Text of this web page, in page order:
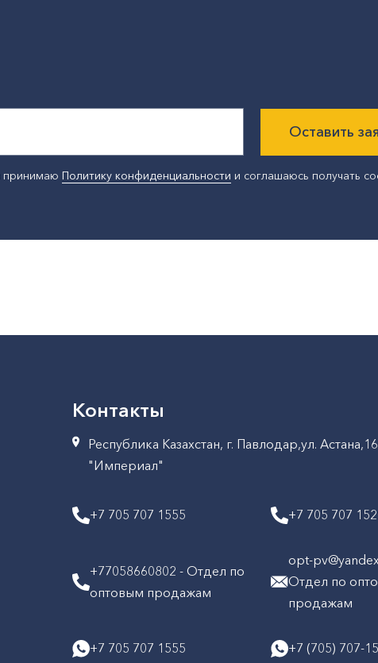
Оставить
принимаюПолитику конфиденциальности и соглашаюсь получать
Контакты
Республика Казахстан, г. Павлодар,ул.
"Империал"
+7 705 707 1555 +7 705 707
+77058660802 - Отдел по
оптовым продажам
opt-
Отдел по
продажам
+7 705 707 1555 +7 (705) 707-